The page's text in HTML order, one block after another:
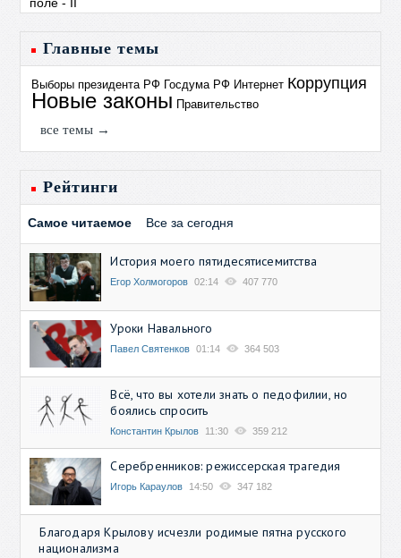
Главные темы
Выборы президента РФ Госдума РФ Интернет Коррупция
Новые законы Правительство
все темы →
Рейтинги
Самое читаемое Все за сегодня
История моего пятидесятисемитства
Егор Холмогоров 02:14 407 770
Уроки Навального
Павел Святенков 01:14 364 503
Всё, что вы хотели знать о педофилии, но
боялись спросить
Константин Крылов 11:30 359 212
Серебренников: режиссерская трагедия
Игорь Караулов 14:50 347 182
Благодаря Крылову исчезли родимые пятна русского
национализма